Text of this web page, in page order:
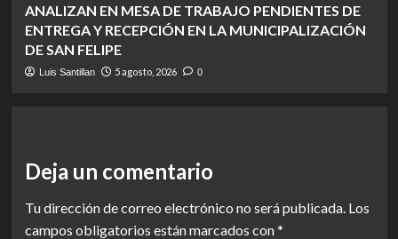
ANALIZAN EN MESA DE TRABAJO PENDIENTES DE
ENTREGA Y RECEPCIÓN EN LA MUNICIPALIZACIÓN
DE SAN FELIPE
Luis Santillan 5 agosto, 2026 0
Deja un comentario
Tu dirección de correo electrónico no será publicada. Los
campos obligatorios están marcados con*